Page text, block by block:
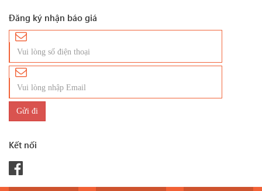
Đăng ký nhận báo giá
Kết nối